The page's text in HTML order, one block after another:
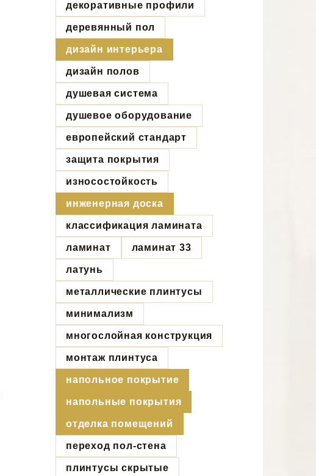
декоративные профили
деревянный пол
дизайн интерьера
дизайн полов
душевая система
душевое оборудование
европейский стандарт
защита покрытия
износостойкость
инженерная доска
классификация ламината
ламинат ламинат 33
латунь
металлические плинтусы
минимализм
многослойная конструкция
монтаж плинтуса
напольное покрытие
напольные покрытия
отделка помещений
переход пол-стена
плинтусы скрытые